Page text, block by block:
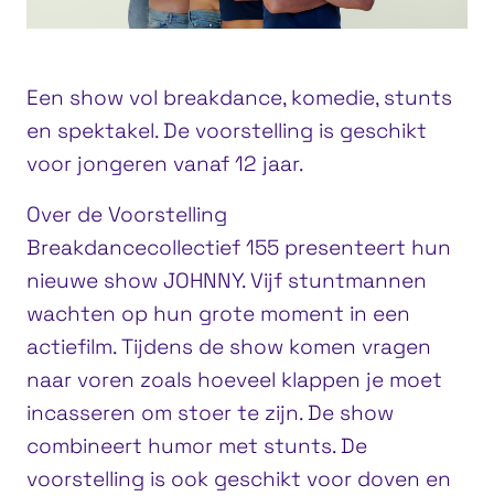
Een show vol breakdance, komedie, stunts
en spektakel. De voorstelling is geschikt
voor jongeren vanaf 12 jaar.
Over de Voorstelling
Breakdancecollectief 155 presenteert hun
nieuwe show JOHNNY. Vijf stuntmannen
wachten op hun grote moment in een
actiefilm. Tijdens de show komen vragen
naar voren zoals hoeveel klappen je moet
incasseren om stoer te zijn. De show
combineert humor met stunts. De
voorstelling is ook geschikt voor doven en